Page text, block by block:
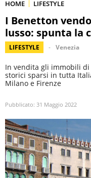
HOME LIFESTYLE
I Benetton
lusso: spunta la
LIFESTYLE Venezia
In vendita gli immobili
storici sparsi in tutta
Milano e Firenze
Pubblicato: 31 Maggio 2022